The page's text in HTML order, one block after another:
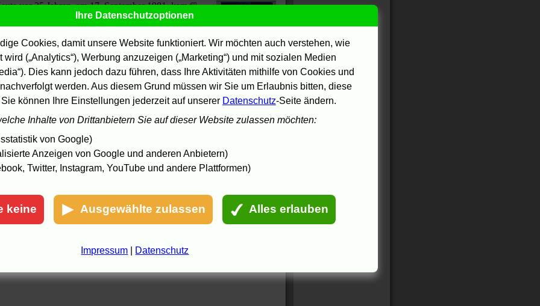
vor 25 Jahren, am 17. September 1981, kam
filmportal.de , IMDb, Prisma,
, Director's Cut, TV-Serie) in die Kinos.
Arnold in der Berliner Morgenpost:
Der
, dort auchAlexander Soyezim Gespräch
Regisseur Wolfgang Petersen:
Der schönste
meiner Karriere.
19:23 - In Partnerschaft mit Amazon.de.
Ihre Datenschutzoptionen
Cookies, damit unsere Website funktioniert. Wir möchten auch verstehen, wie
(„Analytics“), Werbung anzuzeigen („Marketing“) und mit sozialen Medien
Dies kann jedoch dazu führen, dass Ihre Aktivitäten mithilfe von Cookies und
werden. Aus diesem Grund müssen wir Sie um Erlaubnis bitten, diese
können Ihre Einstellungen jederzeit auf unserer Datenschutz-Seite ändern.
Inhalte von Drittanbietern Sie auf dieser Website zulassen möchten:
von Google)
Anzeigen von Google und anderen Anbietern)
Twitter, Instagram, YouTube und andere Plattformen)
keine Ausgewählte zulassen Alles erlauben
Impressum Datenschutz